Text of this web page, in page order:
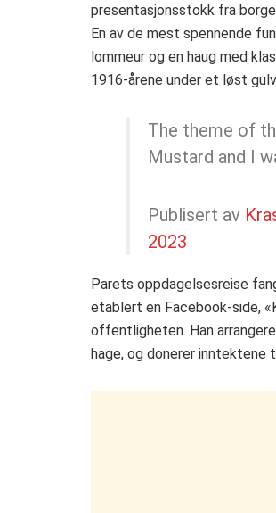
presentasjonsstokk fra
En av de mest spennende
lommeur og en haug med
1916-årene under et løst
The theme of
Mustard and I
Publisert av
2023
Parets oppdagelsesreise
etablert en Facebook-side,
offentligheten. Han
hage, og donerer inntektene